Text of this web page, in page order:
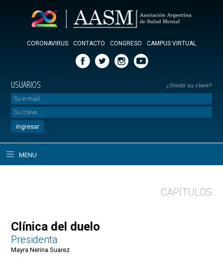
CORONAVIRUS CONTACTO CONGRESO CAMPUS VIRTUAL
USUARIOS ¿Olvidó su clave?
MENU
CAPÍTULOS
Clínica del duelo
Presidenta
Mayra Nerina Suarez